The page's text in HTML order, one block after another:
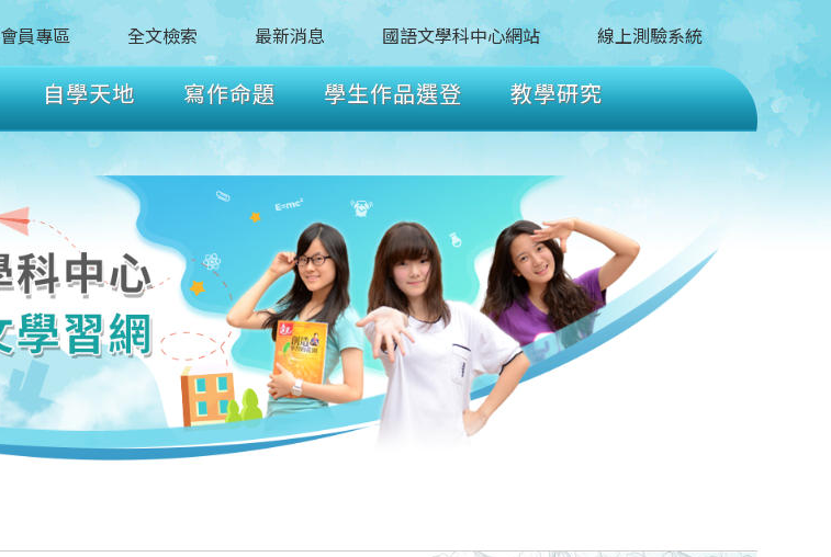
會員專區 全文檢索 最新消息 國語文學科中心網站 線上測驗系統
自學天地 寫作命題 學生作品選登
教學研究